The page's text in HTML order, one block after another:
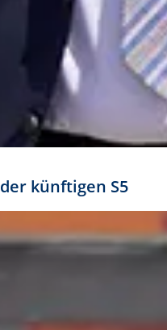
künftigen S5